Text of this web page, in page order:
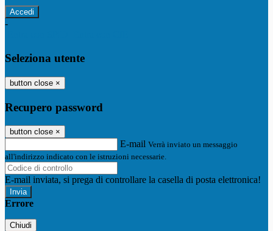
-
Seleziona utente
button close ×
Recupero password
button close ×
E-mail Verrà inviato un messaggio
all'indirizzo indicato con le istruzioni necessarie.
E-mail inviata, si prega di controllare la casella di posta elettronica!
Errore
Chiudi